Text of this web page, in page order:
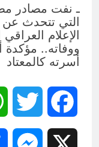
ـ نفت مصادر
التي تتحدث عن
الإعلام
ووفاته..
أسرته كالمعتاد
Facebook